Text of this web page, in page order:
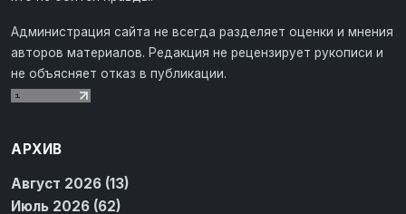
Администрация сайта не всегда разделяет оценки и мнения
авторов материалов. Редакция не рецензирует рукописи и
не объясняет отказ в публикации.
АРХИВ
Август 2026 (13)
Июль 2026 (62)